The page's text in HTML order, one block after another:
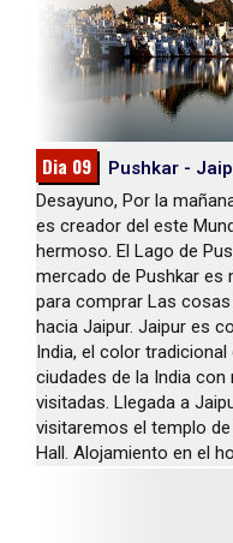
Dia 09
Pushkar -
Desayuno, Por la
es creador del este
hermoso. El Lago de
mercado de Pushkar
para comprar Las
hacia Jaipur. Jaipur es
India, el color tradicional
ciudades de la India
visitadas. Llegada a
visitaremos el templo
Hall. Alojamiento en el